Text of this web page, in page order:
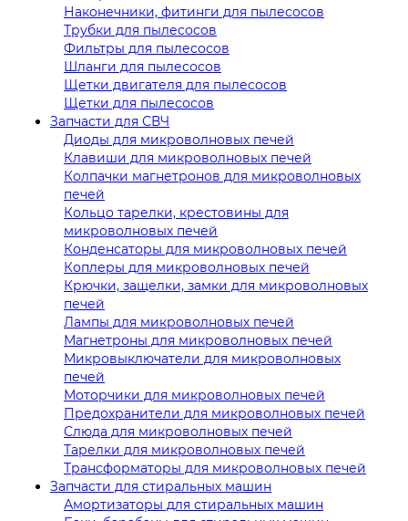
Наконечники, фитинги для пылесосов
Трубки для пылесосов
Фильтры для пылесосов
Шланги для пылесосов
Щетки двигателя для пылесосов
Щетки для пылесосов
Запчасти для СВЧ
Диоды для микроволновых печей
Клавиши для микроволновых печей
Колпачки магнетронов для микроволновых
печей
Кольцо тарелки, крестовины для
микроволновых печей
Конденсаторы для микроволновых печей
Коплеры для микроволновых печей
Крючки, защелки, замки для микроволновых
печей
Лампы для микроволновых печей
Магнетроны для микроволновых печей
Микровыключатели для микроволновых
печей
Моторчики для микроволновых печей
Предохранители для микроволновых печей
Слюда для микроволновых печей
Тарелки для микроволновых печей
Трансформаторы для микроволновых печей
Запчасти для стиральных машин
Амортизаторы для стиральных машин